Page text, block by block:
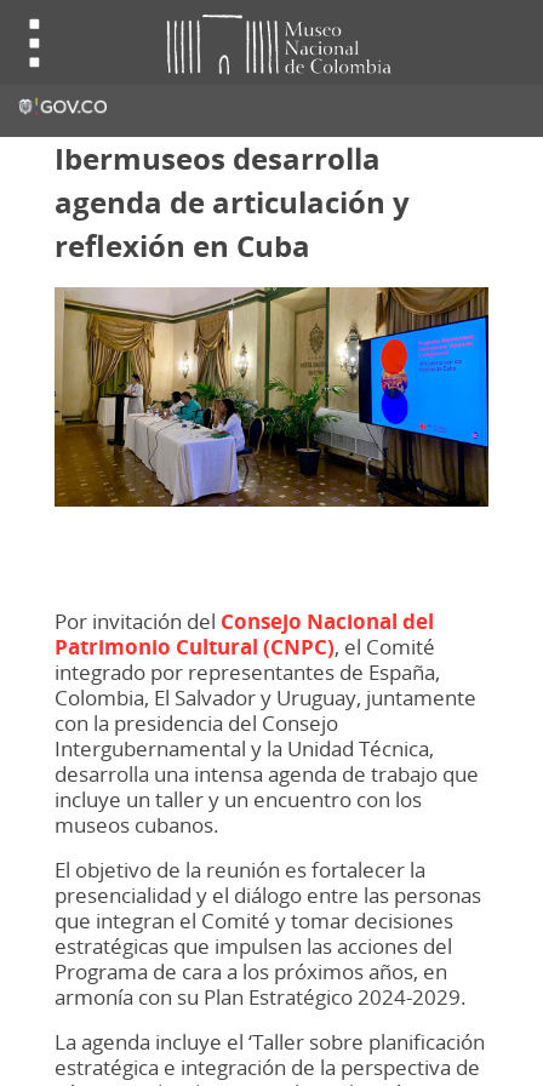
Ibermuseos desarrolla
agenda de articulación y
reflexión en Cuba
Por invitación del Consejo Nacional del
Patrimonio Cultural (CNPC), el Comité
integrado por representantes de España,
Colombia, El Salvador y Uruguay, juntamente
con la presidencia del Consejo
Intergubernamental y la Unidad Técnica,
desarrolla una intensa agenda de trabajo que
incluye un taller y un encuentro con los
museos cubanos.
El objetivo de la reunión es fortalecer la
presencialidad y el diálogo entre las personas
que integran el Comité y tomar decisiones
estratégicas que impulsen las acciones del
Programa de cara a los próximos años, en
armonía con su Plan Estratégico 2024-2029.
La agenda incluye el ‘Taller sobre planificación
estratégica e integración de la perspectiva de